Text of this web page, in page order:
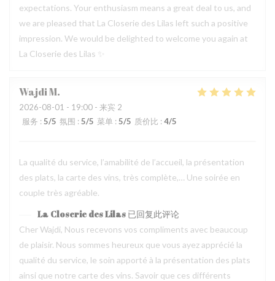
expectations. Your enthusiasm means a great deal to us, and
we are pleased that La Closerie des Lilas left such a positive
impression. We would be delighted to welcome you again at
La Closerie des Lilas ✨
WajdiM
2026-08-01 - 19:00 - 来宾 2
服务 : 5/5 氛围 : 5/5 菜单 : 5/5 质价比 : 4/5
La qualité du service, l’amabilité de l’accueil, la présentation
des plats, la carte des vins, très complète,… Une soirée en
couple très agréable.
La Closerie des Lilas 已回复此评论
Cher Wajdi, Nous recevons vos compliments avec beaucoup
de plaisir. Nous sommes heureux que vous ayez apprécié la
qualité du service, le soin apporté à la présentation des plats
ainsi que notre carte des vins. Savoir que ces différents